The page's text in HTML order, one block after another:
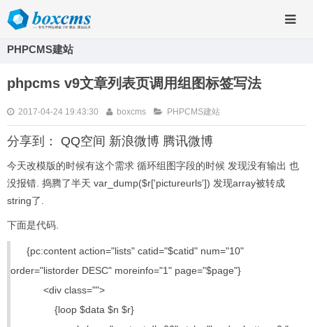
PHPCMS建站
phpcms v9文章列表页调用组图标签写法
2017-04-24 19:43:30 boxcms PHPCMS建站
分享到： QQ空间 新浪微博 腾讯微博
今天改模版的时候有这个需求 循环组图字段的时候 发现没有输出 也
没报错. 捣腾了半天 var_dump($r['pictureurls']) 发现array被转成
string了.
下面是代码.
{pc:content action="lists" catid="$catid" num="10"
order="listorder DESC" moreinfo="1" page="$page"}
<div class="">
{loop $data $n $r}